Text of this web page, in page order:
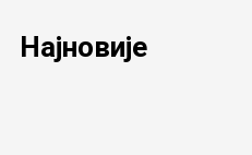
Најновије